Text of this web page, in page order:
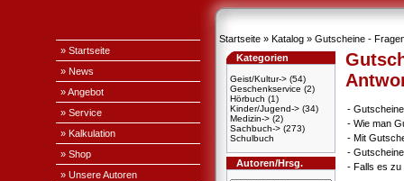
» Startseite
» News
» Angebot
» Service
» Kalkulation
» Shop
» Unsere Autoren
Startseite » Katalog » Gutscheine -
Kategorien
Geist/Kultur-> (54)
Geschenkservice (2)
Hörbuch (1)
Kinder/Jugend-> (34)
Medizin-> (2)
Sachbuch-> (273)
Schulbuch
Autoren/Hrsg.
-
- Wie man
- Mit
-
- Falls es zu